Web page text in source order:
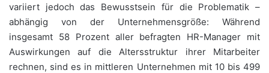
variiert jedoch das Bewusstsein für die Problematik –
abhängig von der Unternehmensgröße: Während
insgesamt 58 Prozent aller befragten HR-Manager mit
Auswirkungen auf die Altersstruktur ihrer Mitarbeiter
rechnen, sind es in mittleren Unternehmen mit 10 bis 499